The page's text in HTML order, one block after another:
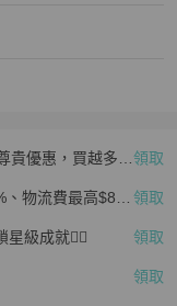
有上述附件為正常，可
、車縫線、膠痕、不喜
七天鑑賞期】
優惠，買越多、 領取
物流費最高$800 領取
級成就👆🏻 領取
領取